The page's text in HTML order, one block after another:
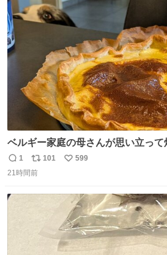
ニャは益々素晴らしい場所になって
ト
数
数
ベルギー家庭の母さんが思い立っ
は「砂糖のケーキ」。パイ生地に砂
け、クリームと卵の液を注いで焼く
ギーのだよ」というこれ、素朴な焼
ン戦争の歴史があった。
返
信
1
リ
ポ
101
い
数
599
21時間前